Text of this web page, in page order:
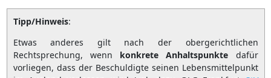
Tipp/Hinweis:
Etwas anderes gilt nach der obergerichtlichen
Rechtsprechung, wenn konkrete Anhaltspunkte dafür
vorliegen, dass der Beschuldigte seinen Lebensmittelpunkt